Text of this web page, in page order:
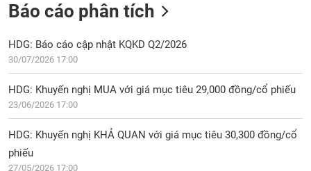
Báo cáo phân tích
HDG: Báo cáo cập nhật KQKD Q2/2026
30/07/2026 17:00
HDG: Khuyến nghị MUA với giá mục tiêu 29,000 đồng/cổ phiếu
23/06/2026 17:00
HDG: Khuyến nghị KHẢ QUAN với giá mục tiêu 30,300 đồng/cổ
phiếu
27/05/2026 17:00